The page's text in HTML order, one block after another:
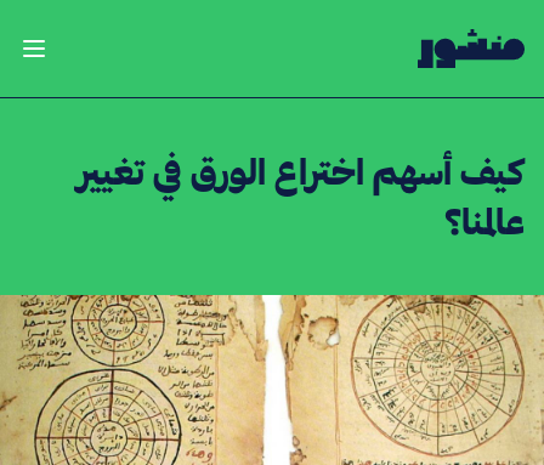
الصفحة الرئيسية
فتح
كيف أسهم اختراع الورق في تغيير
عالمنا؟